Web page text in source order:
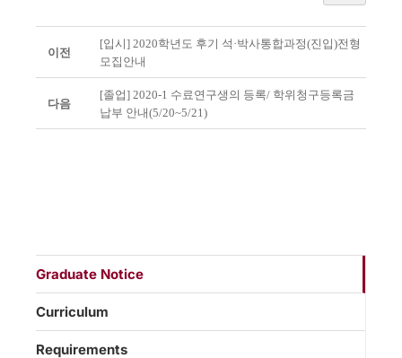
이전
[입시] 2020학년도 후기 석·박사통합과정(진입)전형
모집안내
다음
[졸업] 2020-1 수료연구생의 등록/ 학위청구등록금
납부 안내(5/20~5/21)
Graduate Notice
Curriculum
Requirements